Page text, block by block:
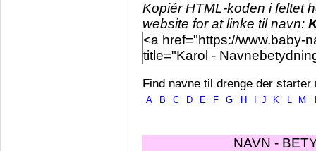
Kopiér HTML-koden i feltet
website for at linke til navn:
Find navne til drenge der starter
A B C D E F G H J K L M
NAVN -